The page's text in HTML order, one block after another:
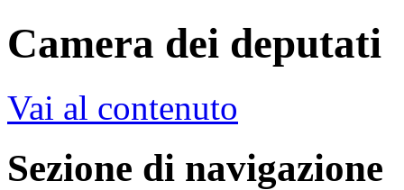
Camera dei deputati
Vai al contenuto
Sezione di navigazione